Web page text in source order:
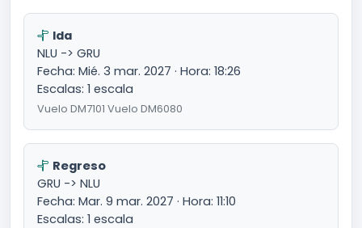
Ida
NLU -> GRU
Fecha: Mié. 3 mar. 2027 · Hora: 18:26
Escalas: 1 escala
Vuelo DM7101 Vuelo DM6080
Regreso
GRU -> NLU
Fecha: Mar. 9 mar. 2027 · Hora: 11:10
Escalas: 1 escala